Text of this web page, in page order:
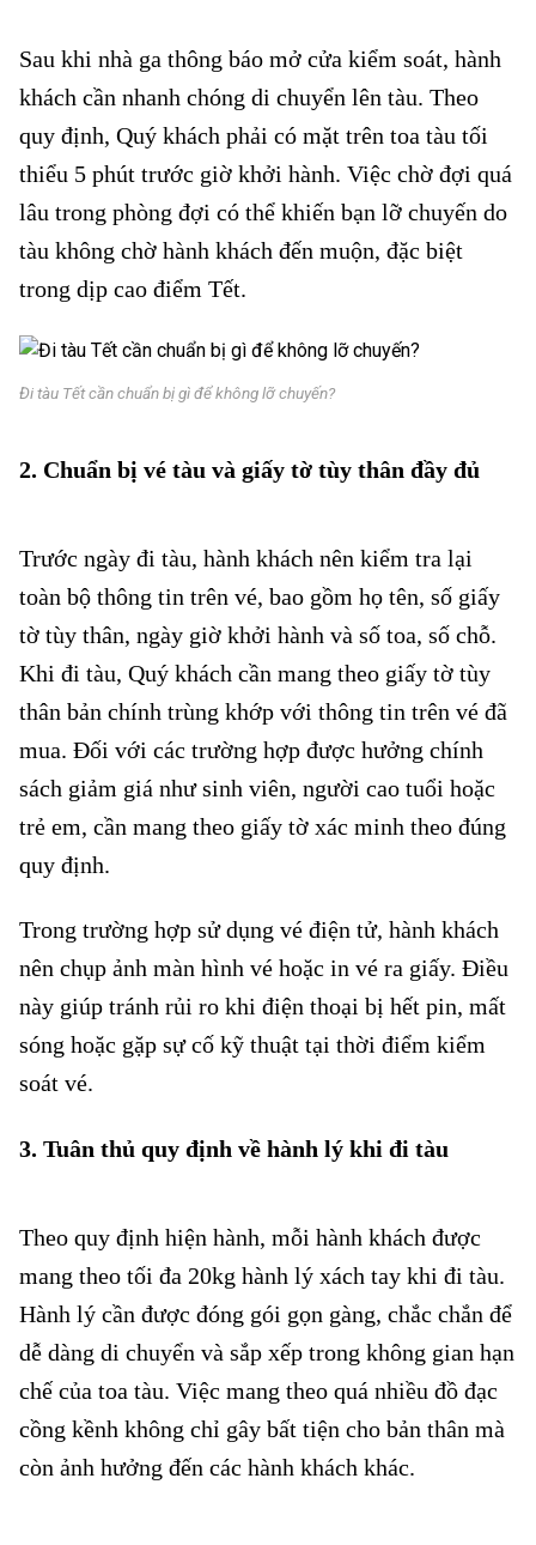
Sau khi nhà ga thông báo mở cửa kiểm soát, hành
khách cần nhanh chóng di chuyển lên tàu. Theo
quy định, Quý khách phải có mặt trên toa tàu tối
thiểu 5 phút trước giờ khởi hành. Việc chờ đợi quá
lâu trong phòng đợi có thể khiến bạn lỡ chuyến do
tàu không chờ hành khách đến muộn, đặc biệt
trong dịp cao điểm Tết.
Đi tàu Tết cần chuẩn bị gì để không lỡ chuyến?
2. Chuẩn bị vé tàu và giấy tờ tùy thân đầy đủ
Trước ngày đi tàu, hành khách nên kiểm tra lại
toàn bộ thông tin trên vé, bao gồm họ tên, số giấy
tờ tùy thân, ngày giờ khởi hành và số toa, số chỗ.
Khi đi tàu, Quý khách cần mang theo giấy tờ tùy
thân bản chính trùng khớp với thông tin trên vé đã
mua. Đối với các trường hợp được hưởng chính
sách giảm giá như sinh viên, người cao tuổi hoặc
trẻ em, cần mang theo giấy tờ xác minh theo đúng
quy định.
Trong trường hợp sử dụng vé điện tử, hành khách
nên chụp ảnh màn hình vé hoặc in vé ra giấy. Điều
này giúp tránh rủi ro khi điện thoại bị hết pin, mất
sóng hoặc gặp sự cố kỹ thuật tại thời điểm kiểm
soát vé.
3. Tuân thủ quy định về hành lý khi đi tàu
Theo quy định hiện hành, mỗi hành khách được
mang theo tối đa 20kg hành lý xách tay khi đi tàu.
Hành lý cần được đóng gói gọn gàng, chắc chắn để
dễ dàng di chuyển và sắp xếp trong không gian hạn
chế của toa tàu. Việc mang theo quá nhiều đồ đạc
cồng kềnh không chỉ gây bất tiện cho bản thân mà
còn ảnh hưởng đến các hành khách khác.